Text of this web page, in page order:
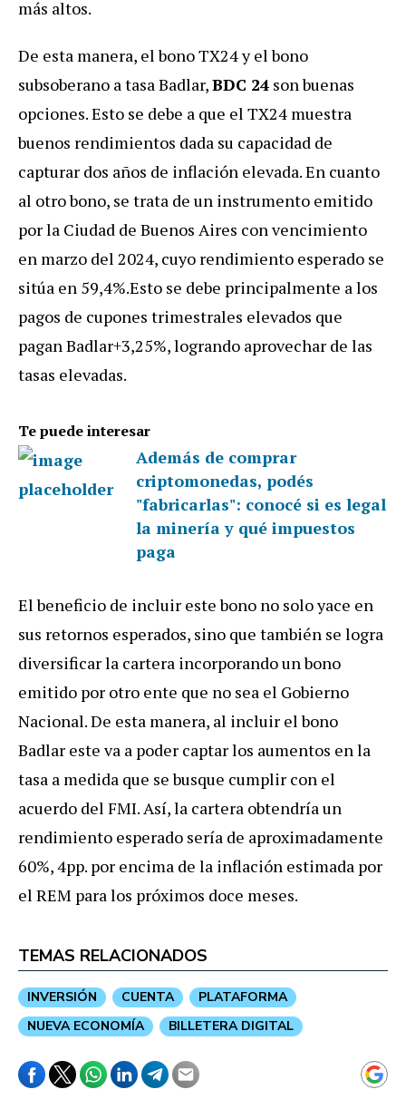
más altos.
De esta manera, el bono TX24 y el bono
subsoberano a tasa Badlar,BDC 24 son buenas
opciones. Esto se debe a que el TX24 muestra
buenos rendimientos dada su capacidad de
capturar dos años de inflación elevada. En cuanto
al otro bono, se trata de un instrumento emitido
por la Ciudad de Buenos Aires con vencimiento
en marzo del 2024, cuyo rendimiento esperado se
sitúa en 59,4%.Esto se debe principalmente a los
pagos de cupones trimestrales elevados que
pagan Badlar+3,25%, logrando aprovechar de las
tasas elevadas.
Te puede interesar
Además de comprar
criptomonedas, podés
"fabricarlas": conocé si es legal
la minería y qué impuestos
paga
El beneficio de incluir este bono no solo yace en
sus retornos esperados, sino que también se logra
diversificar la cartera incorporando un bono
emitido por otro ente que no sea el Gobierno
Nacional. De esta manera, al incluir el bono
Badlar este va a poder captar los aumentos en la
tasa a medida que se busque cumplir con el
acuerdo del FMI. Así, la cartera obtendría un
rendimiento esperado sería de aproximadamente
60%, 4pp. por encima de la inflación estimada por
el REM para los próximos doce meses.
TEMAS RELACIONADOS
INVERSIÓN CUENTA
PLATAFORMA
NUEVA ECONOMÍA
BILLETERA DIGITAL